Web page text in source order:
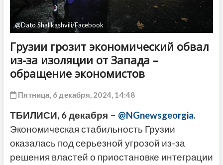
@Dato Shalikashvili/Facebook
Грузии грозит экономический обвал
из-за изоляции от Запада –
обращение экономистов
Пятница, 6 декабря, 2024, 14:48
ТБИЛИСИ, 6 декабря – @NGnewsgeorgia.
Экономическая стабильность Грузии
оказалась под серьезной угрозой из-за
решения властей о приостановке интеграции